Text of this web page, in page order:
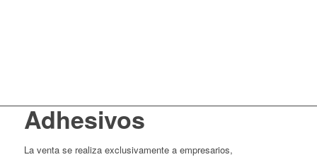
Adhesivos
La venta se realiza exclusivamente a empresarios,